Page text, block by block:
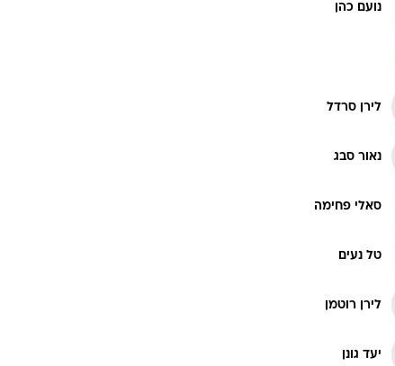
נועם כהן
לירן סרדל
נאור סבג
סאלי פחימה
טל נעים
לירן רוטמן
יעד גונן